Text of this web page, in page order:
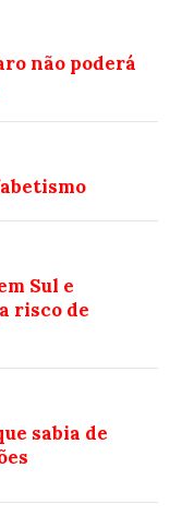
não poderá
Sul e
risco de
sabia de